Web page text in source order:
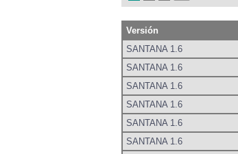
Versión
SANTANA 1.6
SANTANA 1.6
SANTANA 1.6
SANTANA 1.6
SANTANA 1.6
SANTANA 1.6